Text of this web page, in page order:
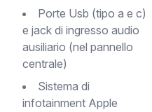
Porte Usb (tipo a e c)
e jack di ingresso audio
ausiliario (nel pannello
centrale)
Sistema di
infotainment Apple